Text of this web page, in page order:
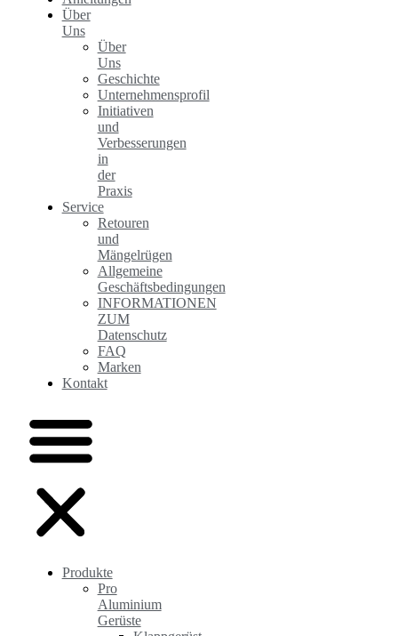
Über
Uns
Über
Uns
Geschichte
Unternehmensprofil
Initiativen
und
Verbesserungen
in
der
Praxis
Service
Retouren
und
Mängelrügen
Allgemeine
Geschäftsbedingungen
INFORMATIONEN
ZUM
Datenschutz
FAQ
Marken
Kontakt
Produkte
Pro
Aluminium
Gerüste